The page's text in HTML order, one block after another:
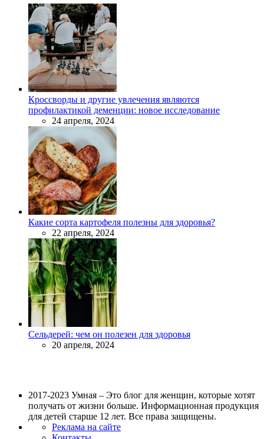
Кроссворды и другие увлечения являются
профилактикой деменции: новое исследование
24 апреля, 2024
Какие сорта картофеля полезны для здоровья?
22 апреля, 2024
Сельдерей: чем он полезен для здоровья
20 апреля, 2024
2017-2023 Умная – Это блог для женщин, которые хотят
получать от жизни больше. Информационная продукция
для детей старше 12 лет. Все права защищены.
Реклама на сайте